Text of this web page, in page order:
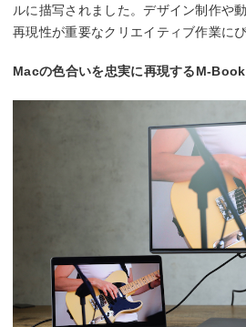
ルに描写されました。デザイン制作や
再現性が重要なクリエイティブ作業に
Macの色合いを忠実に再現するM-